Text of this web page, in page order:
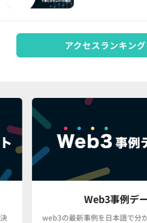
アクセスランキン
Web3事例デ
web3の最新事例を日本語で分